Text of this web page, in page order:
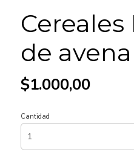
de
$1.000,00
Cantidad